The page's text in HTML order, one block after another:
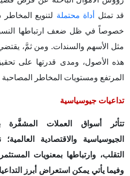
قد تمثل أداة محتملة لتنويع
خصوصاً في ظل ضعف ارتباطها
مثل الأسهم والسندات. ومن ثمَّ، يقتضي
هذه الأصول، ومدى قدرتها على
المرتفع ومستويات المخاطر المصاحبة
تداعيات جيوسياسية
تتأثر أسواق العملات المشفَّرة
الجيوسياسية والاقتصادية
التقلب، وارتباطها بمعنويات
وفيما يأتي يمكن استعراض أبرز